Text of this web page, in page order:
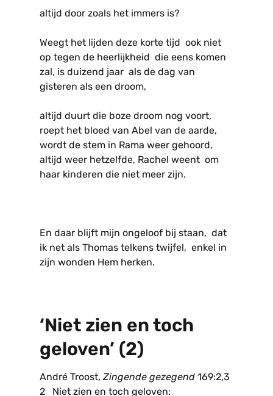
altijd door zoals het immers is?
Weegt het lijden deze korte tijd ook niet
op tegen de heerlijkheid die eens komen
zal, is duizend jaar als de dag van
gisteren als een droom,
altijd duurt die boze droom nog voort,
roept het bloed van Abel van de aarde,
wordt de stem in Rama weer gehoord,
altijd weer hetzelfde, Rachel weent om
haar kinderen die niet meer zijn.
En daar blijft mijn ongeloof bij staan, dat
ik net als Thomas telkens twijfel, enkel in
zijn wonden Hem herken.
‘Niet zien en toch
geloven’ (2)
André Troost,Zingende gezegend 169:2,3
2 Niet zien en toch geloven: